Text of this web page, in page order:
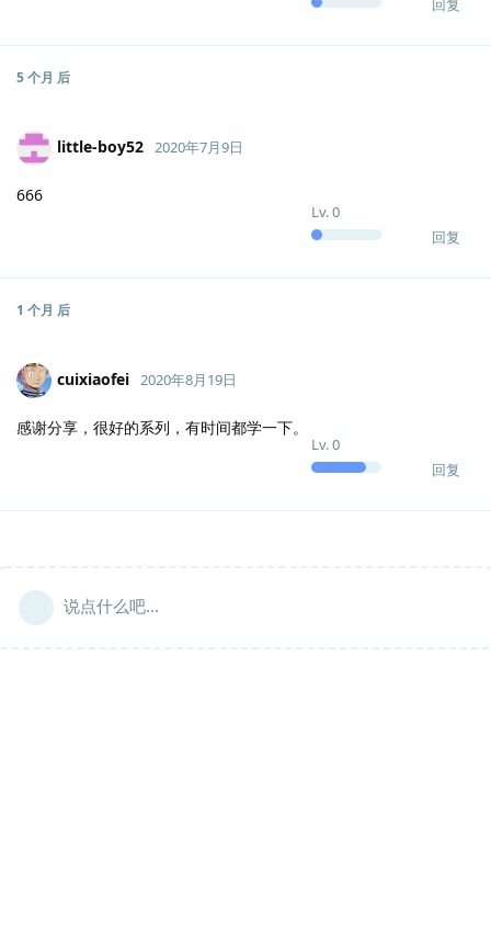
回复
5 个月 后
little-boy52
Lv.0
2020年7月9日
666
回复
1 个月 后
cuixiaofei
Lv.0
2020年8月19日
感谢分享，很好的系列，有时间都学一下。
回复
说点什么吧...